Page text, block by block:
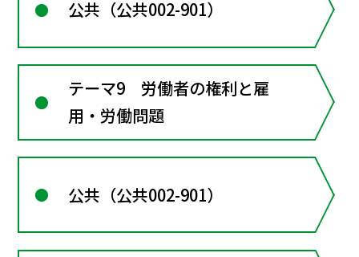
公共（公共002-901）
テーマ9 労働者の権利と雇
用・労働問題
公共（公共002-901）